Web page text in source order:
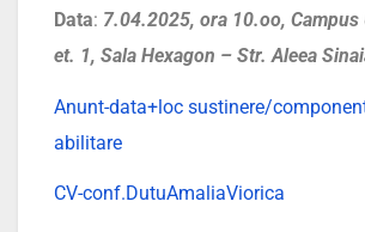
Data: 7.04.2025, ora 10.oo, Campus
et. 1, Sala Hexagon – Str. Aleea
Anunt-data+loc sustinere/
abilitare
CV-conf.DutuAmaliaViorica